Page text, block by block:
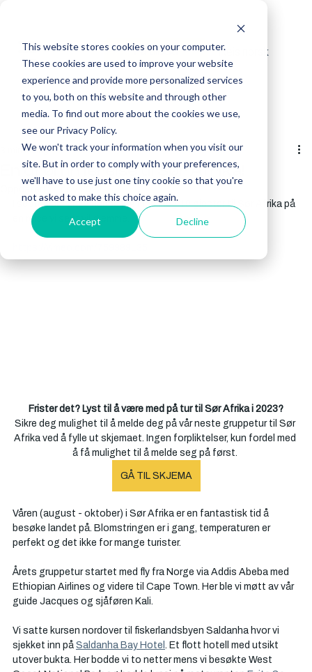
This website stores cookies on your computer.
These cookies are used to improve your website
experience and provide more personalized services
to you, both on this website and through other
media. To find out more about the cookies we use,
see our Privacy Policy.
We won't track your information when you visit our
site. But in order to comply with your preferences,
we'll have to use just one tiny cookie so that you're
not asked to make this choice again.
Accept Decline
Reis norsk
Få tilbud
En drømmereise til Sør Afrika!
3 min lesing
Oppdatert:7. nov. 2022
I september 2022 hadde jeg med meg 19 gjester til Sør Afrika på
en reise vi sent vil glemme.
Frister det? Lyst til å være med på tur til Sør Afrika i 2023?
Sikre deg mulighet til å melde deg på vår neste gruppetur til Sør
Afrika ved å fylle ut skjemaet. Ingen forpliktelser, kun fordel med
å få mulighet til å melde seg på først.
GÅ TIL SKJEMA
Våren (august - oktober) i Sør Afrika er en fantastisk tid å
besøke landet på. Blomstringen er i gang, temperaturen er
perfekt og det ikke for mange turister.
Årets gruppetur startet med fly fra Norge via Addis Abeba med
Ethiopian Airlines og videre til Cape Town. Her ble vi møtt av vår
guide Jacques og sjåføren Kali.
Vi satte kursen nordover til fiskerlandsbyen Saldanha hvor vi
sjekket inn på Saldanha Bay Hotel. Et flott hotell med utsikt
utover bukta. Her bodde vi to netter mens vi besøkte West